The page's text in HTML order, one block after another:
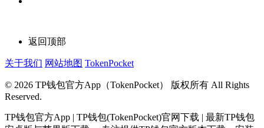
返回顶部
关于我们 网站地图 TokenPocket
© 2026 TP钱包官方App（TokenPocket） 版权所有 All Rights
Reserved.
TP钱包官方App | TP钱包(TokenPocket)官网下载 | 最新TP钱包